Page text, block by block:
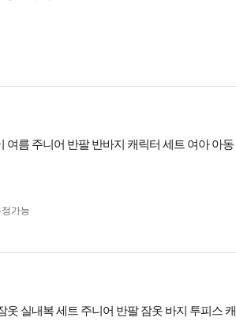
여름 주니어 반팔 반바지 캐릭터 세트 여아 아동
정가능
옷 실내복 세트 주니어 반팔 잠옷 바지 투피스 캐